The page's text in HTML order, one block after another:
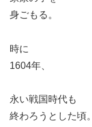
身ごもる。
時に
1604年、
永い戦国時代も
終わろうとした頃。